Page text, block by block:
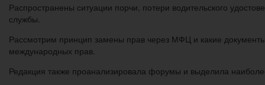
Распространены ситуации порчи, потери водительского
службы.
Рассмотрим принцип замены прав через МФЦ и какие
международных прав.
Редакция также проанализировала форумы и выделила